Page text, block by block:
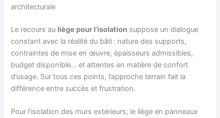
architecturale
Le recours au liège pour l’isolation suppose un dialogue
constant avec la réalité du bâti : nature des supports,
contraintes de mise en œuvre, épaisseurs admissibles,
budget disponible… et attentes en matière de confort
d’usage. Sur tous ces points, l’approche terrain fait la
différence entre succès et frustration.
Pour l’isolation des murs extérieurs, le liège en panneaux